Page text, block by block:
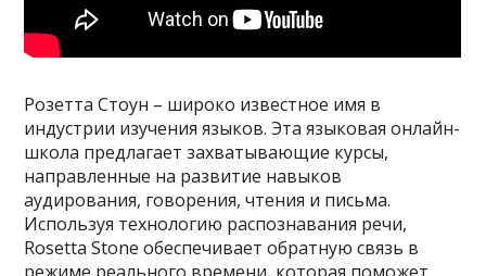
Розетта Стоун – широко известное имя в
индустрии изучения языков. Эта языковая онлайн-
школа предлагает захватывающие курсы,
направленные на развитие навыков
аудирования, говорения, чтения и письма.
Используя технологию распознавания речи,
Rosetta Stone обеспечивает обратную связь в